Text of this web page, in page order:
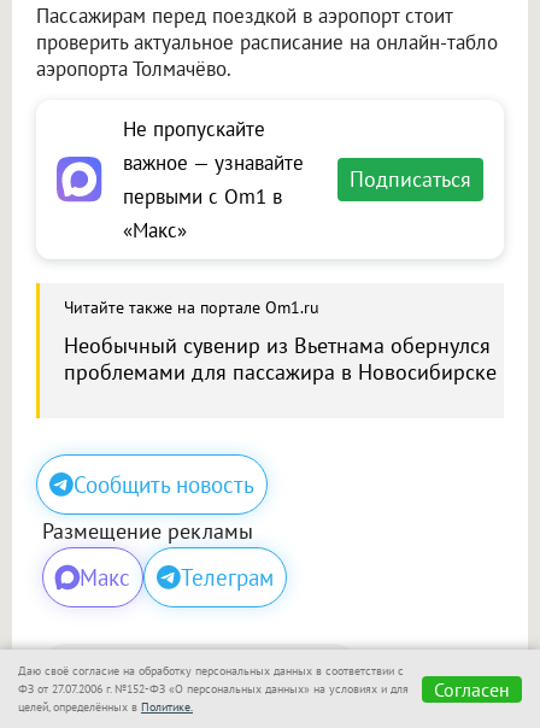
Пассажирам перед поездкой в аэропорт стоит
проверить актуальное расписание на онлайн-табло
аэропорта Толмачёво.
Не пропускайте
важное — узнавайте
первыми с Om1 в
«Макс»
Подписаться
Читайте также на портале Om1.ru
Необычный сувенир из Вьетнама обернулся
проблемами для пассажира в Новосибирске
Сообщить новость
Размещение рекламы
Макс Телеграм
Поделиться
Даю своё согласие на обработку персональных данных в соответствии с
ФЗ от 27.07.2006 г. №152-ФЗ «О персональных данных» на условиях и для
целей, определённых в Политике.
Согласен